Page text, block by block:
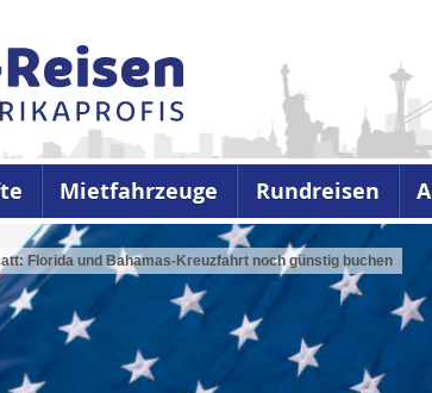
Mietfahrzeuge Rundreisen
Florida und Bahamas-Kreuzfahrt noch günstig buchen